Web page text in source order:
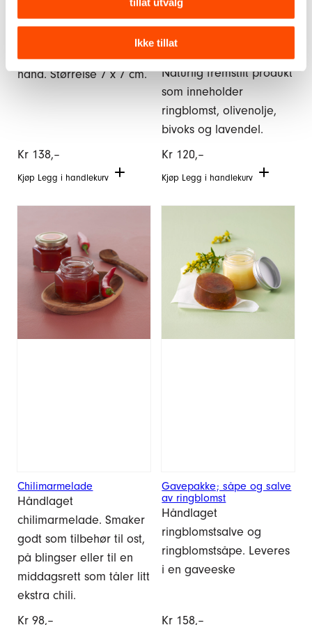
Ikke tillat
Lyset er dryppet for
hånd. Størrelse 7 x 7 cm.
Kr 138,–
Kjøp Legg i handlekurv
Ringblomstsalve – 50 ml
Naturlig fremstilt produkt
som inneholder
ringblomst, olivenolje,
bivoks og lavendel.
Kr 120,–
Kjøp Legg i handlekurv
Chilimarmelade
Håndlaget
chilimarmelade. Smaker
godt som tilbehør til ost,
på blingser eller til en
middagsrett som tåler litt
ekstra chili.
Kr 98,–
Gavepakke; såpe og salve
av ringblomst
Håndlaget
ringblomstsalve og
ringblomstsåpe. Leveres
i en gaveeske
Kr 158,–